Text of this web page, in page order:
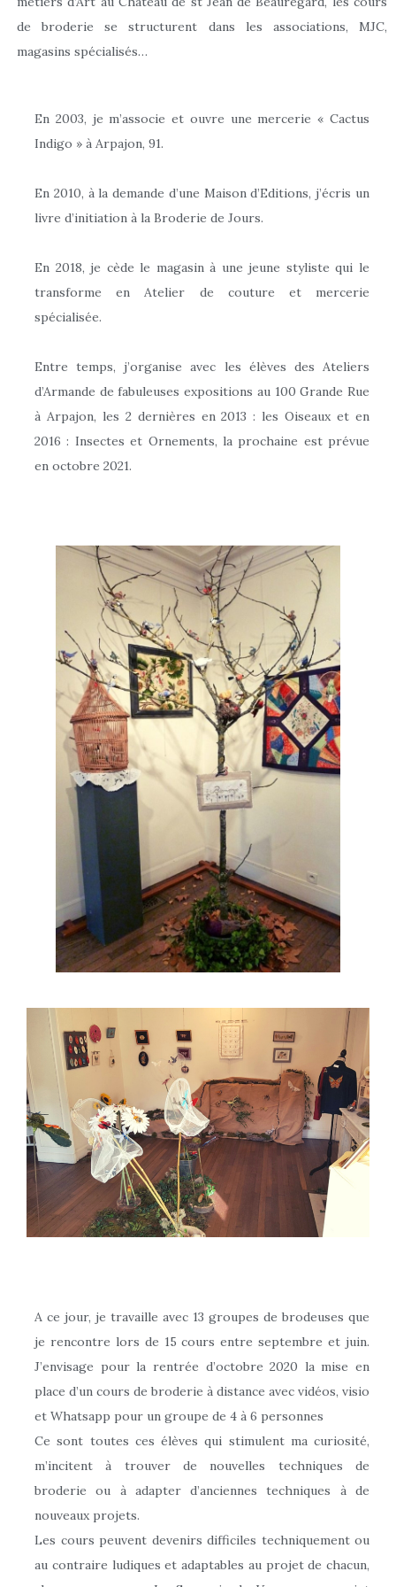
de broderie se structurent dans les associations, MJC,
magasins spécialisés…
En 2003, je m’associe et ouvre une mercerie « Cactus
Indigo » à Arpajon, 91.
En 2010, à la demande d’une Maison d’Editions, j’écris un
livre d’initiation à la Broderie de Jours.
En 2018, je cède le magasin à une jeune styliste qui le
transforme en Atelier de couture et mercerie
spécialisée.
Entre temps, j’organise avec les élèves des Ateliers
d’Armande de fabuleuses expositions au 100 Grande Rue
à Arpajon, les 2 dernières en 2013 : les Oiseaux et en
2016 : Insectes et Ornements, la prochaine est prévue
en octobre 2021.
A ce jour, je travaille avec 13 groupes de brodeuses que
je rencontre lors de 15 cours entre septembre et juin.
J’envisage pour la rentrée d’octobre 2020 la mise en
place d’un cours de broderie à distance avec vidéos, visio
et Whatsapp pour un groupe de 4 à 6 personnes
Ce sont toutes ces élèves qui stimulent ma curiosité,
m’incitent à trouver de nouvelles techniques de
broderie ou à adapter d’anciennes techniques à de
nouveaux projets.
Les cours peuvent devenirs difficiles techniquement ou
au contraire ludiques et adaptables au projet de chacun,